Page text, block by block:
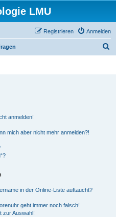
LMU
Anmelden
Registrieren
anmelden!
mich aber nicht mehr anmelden?!
in der Online-Liste auftaucht?
geht immer noch falsch!
zur Auswahl!